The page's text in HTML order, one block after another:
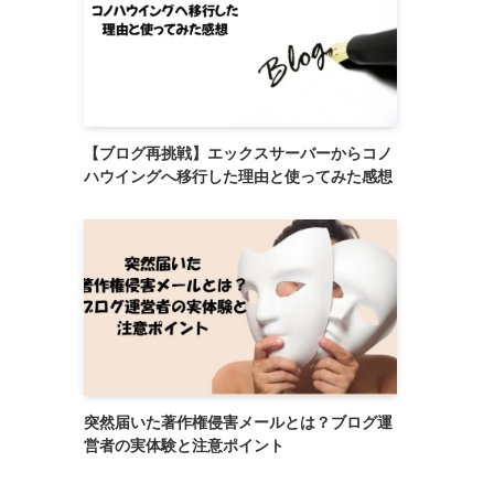
【ブログ再挑戦】エックスサーバーからコノ
ハウイングへ移行した理由と使ってみた感想
突然届いた著作権侵害メールとは？ブログ運
営者の実体験と注意ポイント